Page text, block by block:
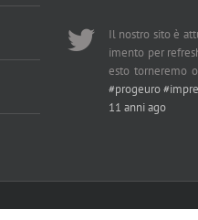
Il nostro sito è
imento per
esto torneremo
#progeuro
11 anni ago